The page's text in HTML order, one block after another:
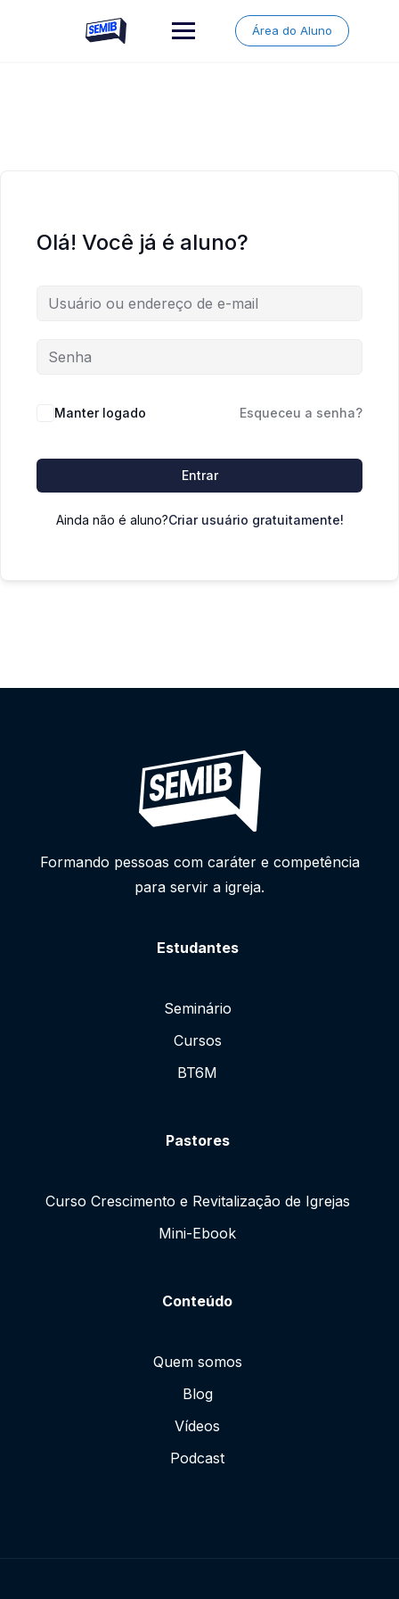
Área do Aluno
Olá! Você já é aluno?
Manter logado Esqueceu a senha?
Entrar
Ainda não é aluno?Criar usuário gratuitamente!
Formando pessoas com caráter e competência
para servir a igreja.
Estudantes
Seminário
Cursos
BT6M
Pastores
Curso Crescimento e Revitalização de Igrejas
Mini-Ebook
Conteúdo
Quem somos
Blog
Vídeos
Podcast